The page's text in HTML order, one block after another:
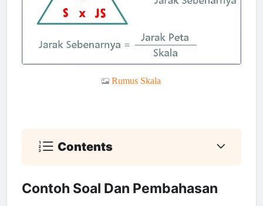
Rumus Skala
Contents
Contoh Soal Dan Pembahasan